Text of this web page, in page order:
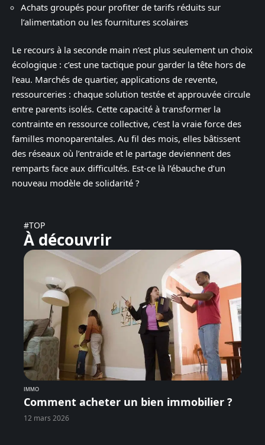
Achats groupés pour profiter de tarifs réduits sur
l’alimentation ou les fournitures scolaires
Le recours à la seconde main n’est plus seulement un choix
écologique : c’est une tactique pour garder la tête hors de
l’eau. Marchés de quartier, applications de revente,
ressourceries : chaque solution testée et approuvée circule
entre parents isolés. Cette capacité à transformer la
contrainte en ressource collective, c’est la vraie force des
familles monoparentales. Au fil des mois, elles bâtissent
des réseaux où l’entraide et le partage deviennent des
remparts face aux difficultés. Est-ce là l’ébauche d’un
nouveau modèle de solidarité ?
#TOP
À découvrir
IMMO
Comment acheter un bien immobilier ?
12 mars 2026